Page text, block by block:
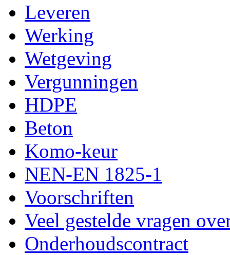
Leveren
Werking
Wetgeving
Vergunningen
HDPE
Beton
Komo-keur
NEN-EN 1825-1
Voorschriften
Veel gestelde vragen
Onderhoudscontract